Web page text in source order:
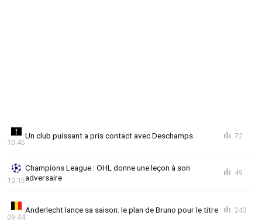
Un club puissant a pris contact avec Deschamps
10:45
72
Champions League : OHL donne une leçon à son
adversaire
10:15
49
Anderlecht lance sa saison: le plan de Bruno pour le titre
09:44
243